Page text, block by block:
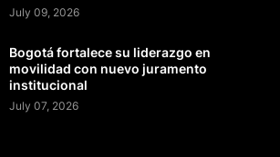
July 09, 2026
Bogotá fortalece su liderazgo en
movilidad con nuevo juramento
institucional
July 07, 2026